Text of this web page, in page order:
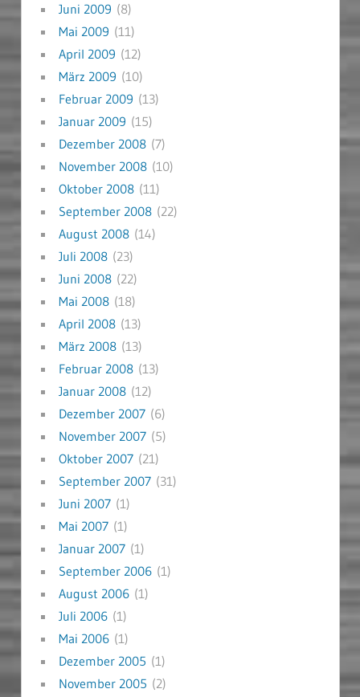
Juni 2009 (8)
Mai 2009 (11)
April 2009 (12)
März 2009 (10)
Februar 2009 (13)
Januar 2009 (15)
Dezember 2008(7)
November 2008(10)
Oktober 2008(11)
September 2008(22)
August 2008(14)
Juli 2008(23)
Juni 2008(22)
Mai 2008(18)
April 2008(13)
März 2008(13)
Februar 2008(13)
Januar 2008(12)
Dezember 2007(6)
November 2007(5)
Oktober 2007(21)
September 2007(31)
Juni 2007(1)
Mai 2007(1)
Januar 2007(1)
September 2006(1)
August 2006(1)
Juli 2006(1)
Mai 2006(1)
Dezember 2005 (1)
November 2005 (2)